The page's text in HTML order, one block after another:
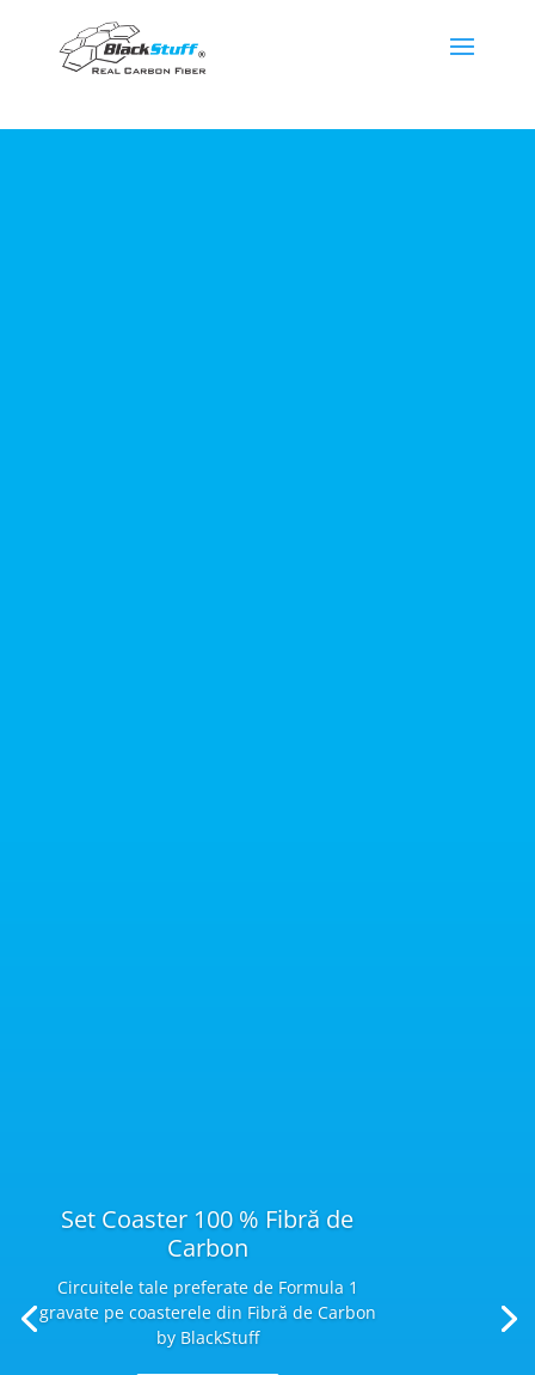
Set Coaster 100 % Fibră de
Carbon
Circuitele tale preferate de Formula 1
gravate pe coasterele din Fibră de Carbon
by BlackStuff